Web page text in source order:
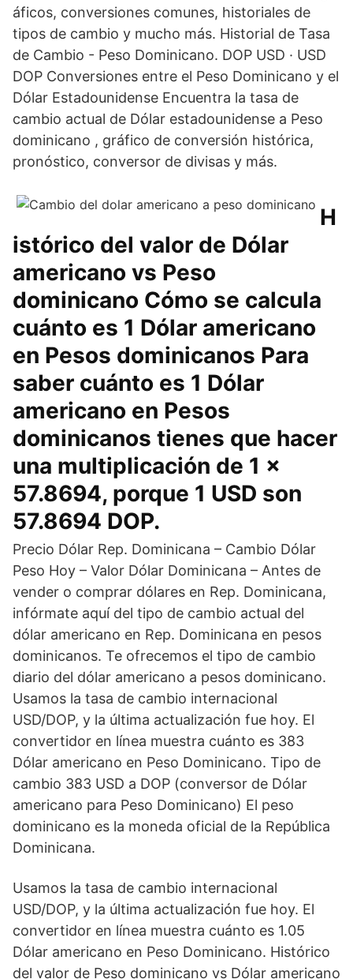
áficos, conversiones comunes, historiales de
tipos de cambio y mucho más. Historial de Tasa
de Cambio - Peso Dominicano. DOP USD · USD
DOP Conversiones entre el Peso Dominicano y el
Dólar Estadounidense Encuentra la tasa de
cambio actual de Dólar estadounidense a Peso
dominicano , gráfico de conversión histórica,
pronóstico, conversor de divisas y más.
H
istórico del valor de Dólar
americano vs Peso
dominicano Cómo se calcula
cuánto es 1 Dólar americano
en Pesos dominicanos Para
saber cuánto es 1 Dólar
americano en Pesos
dominicanos tienes que hacer
una multiplicación de 1 x
57.8694, porque 1 USD son
57.8694 DOP.
Precio Dólar Rep. Dominicana – Cambio Dólar
Peso Hoy – Valor Dólar Dominicana – Antes de
vender o comprar dólares en Rep. Dominicana,
infórmate aquí del tipo de cambio actual del
dólar americano en Rep. Dominicana en pesos
dominicanos. Te ofrecemos el tipo de cambio
diario del dólar americano a pesos dominicano.
Usamos la tasa de cambio internacional
USD/DOP, y la última actualización fue hoy. El
convertidor en línea muestra cuánto es 383
Dólar americano en Peso Dominicano. Tipo de
cambio 383 USD a DOP (conversor de Dólar
americano para Peso Dominicano) El peso
dominicano es la moneda oficial de la República
Dominicana.
Usamos la tasa de cambio internacional
USD/DOP, y la última actualización fue hoy. El
convertidor en línea muestra cuánto es 1.05
Dólar americano en Peso Dominicano. Histórico
del valor de Peso dominicano vs Dólar americano